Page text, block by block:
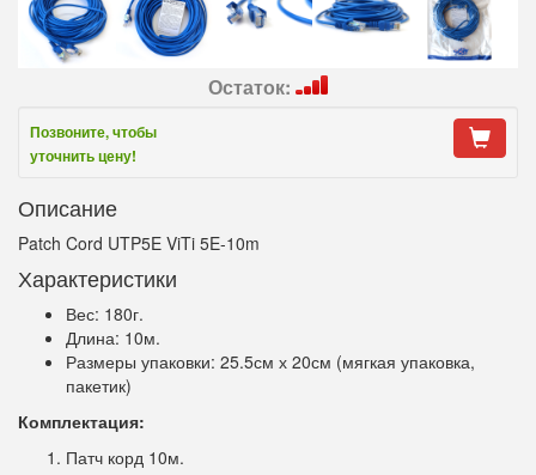
Остаток:
Позвоните, чтобы
уточнить цену!
Описание
Patch Cord UTP5E ViTi 5E-10m
Характеристики
Вес: 180г.
Длина: 10м.
Размеры упаковки: 25.5см х 20см (мягкая упаковка,
пакетик)
Комплектация:
Патч корд 10м.